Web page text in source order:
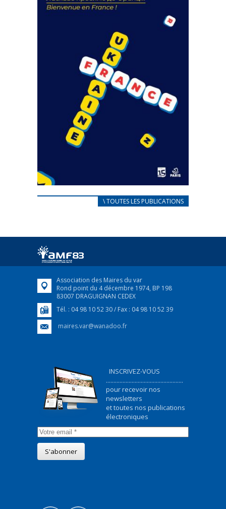
FEUILLETER
CARNET D’ACCUEIL
Afin d’accompagner au mieux les réfugiés
FEUILLETER
\ TOUTES LES PUBLICATIONS
Association des Maires du var
Rond point du 4 décembre 1974, BP 198
83007 DRAGUIGNAN CEDEX
Tél. : 04 98 10 52 30 / Fax : 04 98 10 52 39
maires.var@wanadoo.fr
INSCRIVEZ-VOUS
...................................................
pour recevoir nos
newsletters
et toutes nos publications
électroniques